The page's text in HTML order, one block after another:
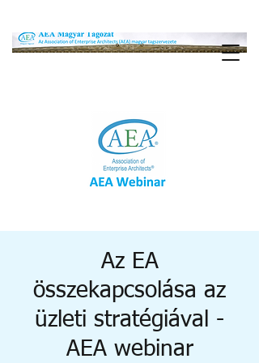
Az EA
összekapcsolása az
üzleti stratégiával -
AEA webinar